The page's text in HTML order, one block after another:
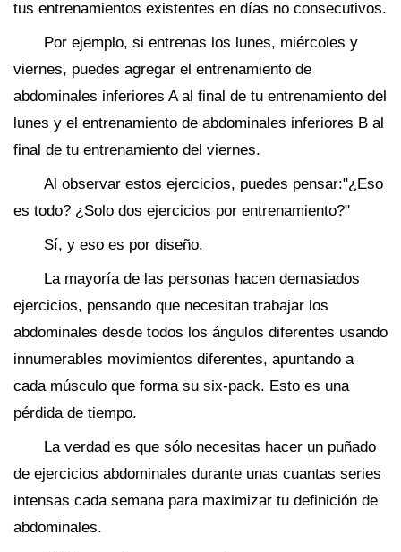
tus entrenamientos existentes en días no consecutivos.
Por ejemplo, si entrenas los lunes, miércoles y
viernes, puedes agregar el entrenamiento de
abdominales inferiores A al final de tu entrenamiento del
lunes y el entrenamiento de abdominales inferiores B al
final de tu entrenamiento del viernes.
Al observar estos ejercicios, puedes pensar:"¿Eso
es todo? ¿Solo dos ejercicios por entrenamiento?"
Sí, y eso es por diseño.
La mayoría de las personas hacen demasiados
ejercicios, pensando que necesitan trabajar los
abdominales desde todos los ángulos diferentes usando
innumerables movimientos diferentes, apuntando a
cada músculo que forma su six-pack. Esto es una
pérdida de tiempo.
La verdad es que sólo necesitas hacer un puñado
de ejercicios abdominales durante unas cuantas series
intensas cada semana para maximizar tu definición de
abdominales.